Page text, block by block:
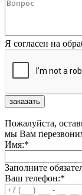
Я согласен на
заказать
Пожалуйста,
мы Вам
Имя:*
Заполните
Ваш телефон:*